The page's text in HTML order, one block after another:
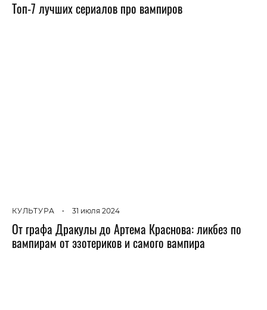
Топ-7 лучших сериалов про вампиров
КУЛЬТУРА • 31 июля 2024
От графа Дракулы до Артема Краснова: ликбез по
вампирам от эзотериков и самого вампира